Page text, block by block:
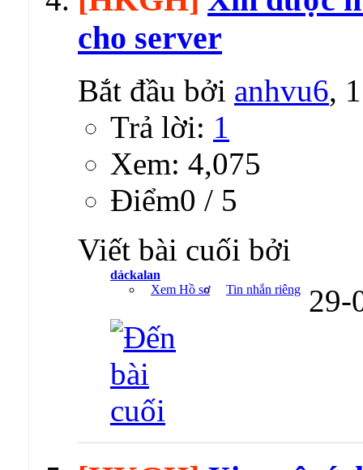
cho server
Bắt đầu bởi anhvu6,
Trả lời: 1
Xem: 4,075
Ðiểm0 / 5
Viết bài cuối bởi
dảckalan
Xem Hồ sơ
Tin nhắn riêng 29-